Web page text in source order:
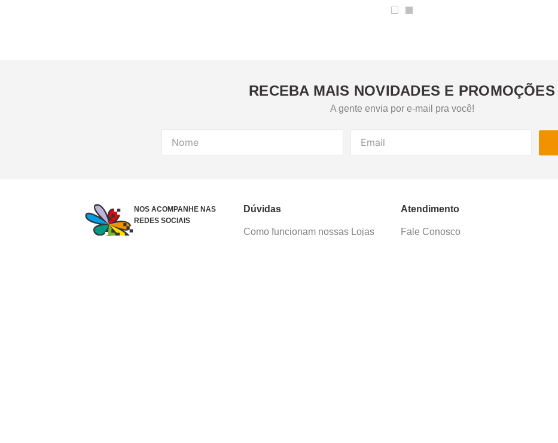
RECEBA MAIS NOVIDADES E PROMOÇÕES
A gente envia por e-mail pra você!
NOS ACOMPANHE NAS
REDES SOCIAIS
Dúvidas
Como funcionam nossas Lojas
Atendimento
Fale Conosco